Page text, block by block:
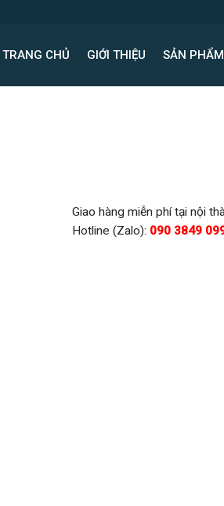
TRANG CHỦ GIỚI THIỆU SẢN PHẨM
Giao hàng miễn phí tại nội
Hotline (Zalo): 090 3849